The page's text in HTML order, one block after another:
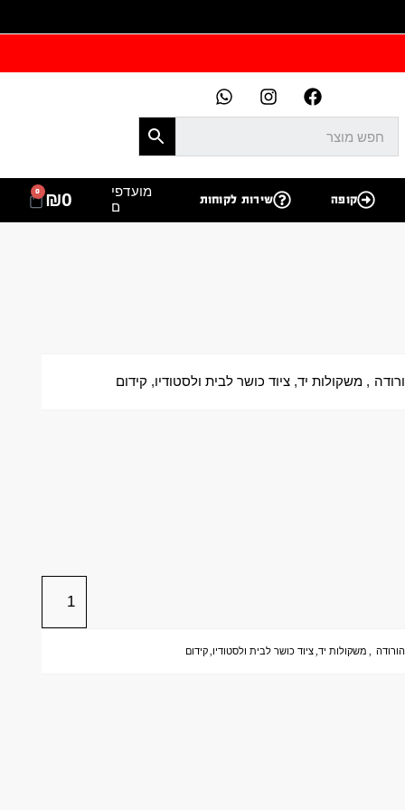
קופה שירות לקוחות
מועדפי
ם
₪0
0
, משקולות יד, ציוד כושר לבית ולסטודיו, קידום
, משקולות יד,ציוד כושר לבית ולסטודיו,קידום